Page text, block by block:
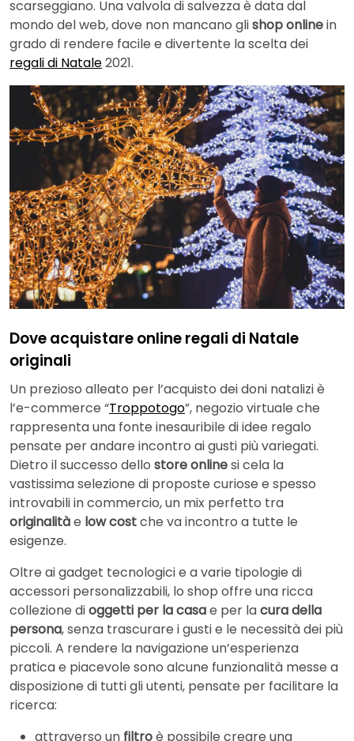
scarseggiano. Una valvola di salvezza è data dal
mondo del web, dove non mancano glishop onlinein
grado di rendere facile e divertente la scelta dei
regali di Natale2021.
Dove acquistare online regali di Natale
originali
Un prezioso alleato per l’acquisto dei doni natalizi è
l’e-commerce “Troppotogo”, negozio virtuale che
rappresenta una fonte inesauribile di idee regalo
pensate per andare incontro ai gusti più variegati.
Dietro il successo dello store onlinesi cela la
vastissima selezione di proposte curiose e spesso
introvabili in commercio, un mix perfetto tra
originalitàe low costche va incontro a tutte le
esigenze.
Oltre ai gadget tecnologici e a varie tipologie di
accessori personalizzabili, lo shop offre una ricca
collezione dioggetti per la casae per lacura della
persona, senza trascurare i gusti e le necessità dei più
piccoli. A rendere la navigazione un’esperienza
pratica e piacevole sono alcune funzionalità messe a
disposizione di tutti gli utenti, pensate per facilitare la
ricerca:
attraverso un filtroè possibile creare una